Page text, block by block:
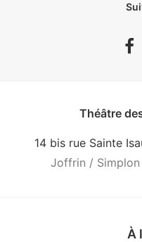
Théâtre
14 bis rue Sainte
Joffrin / Simplon
À